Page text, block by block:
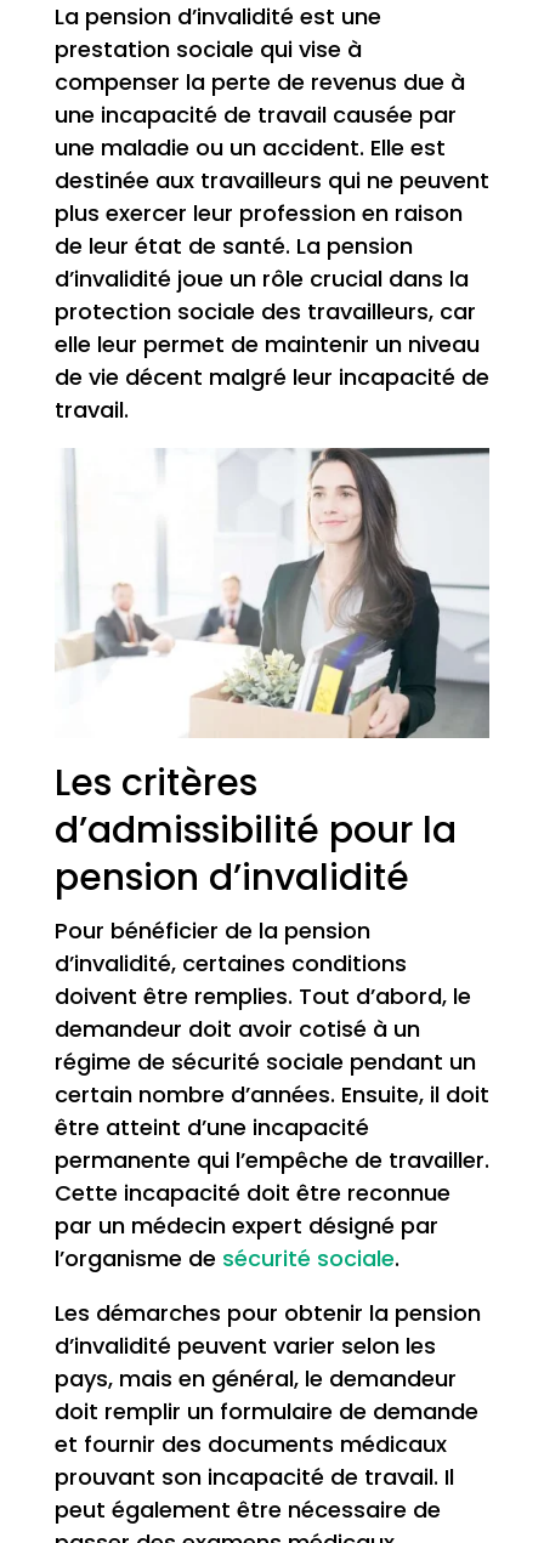
La pension d’invalidité est une
prestation sociale qui vise à
compenser la perte de revenus due à
une incapacité de travail causée par
une maladie ou un accident. Elle est
destinée aux travailleurs qui ne peuvent
plus exercer leur profession en raison
de leur état de santé. La pension
d’invalidité joue un rôle crucial dans la
protection sociale des travailleurs, car
elle leur permet de maintenir un niveau
de vie décent malgré leur incapacité de
travail.
Les critères
d’admissibilité pour la
pension d’invalidité
Pour bénéficier de la pension
d’invalidité, certaines conditions
doivent être remplies. Tout d’abord, le
demandeur doit avoir cotisé à un
régime de sécurité sociale pendant un
certain nombre d’années. Ensuite, il doit
être atteint d’une incapacité
permanente qui l’empêche de travailler.
Cette incapacité doit être reconnue
par un médecin expert désigné par
l’organisme de sécurité sociale.
Les démarches pour obtenir la pension
d’invalidité peuvent varier selon les
pays, mais en général, le demandeur
doit remplir un formulaire de demande
et fournir des documents médicaux
prouvant son incapacité de travail. Il
peut également être nécessaire de